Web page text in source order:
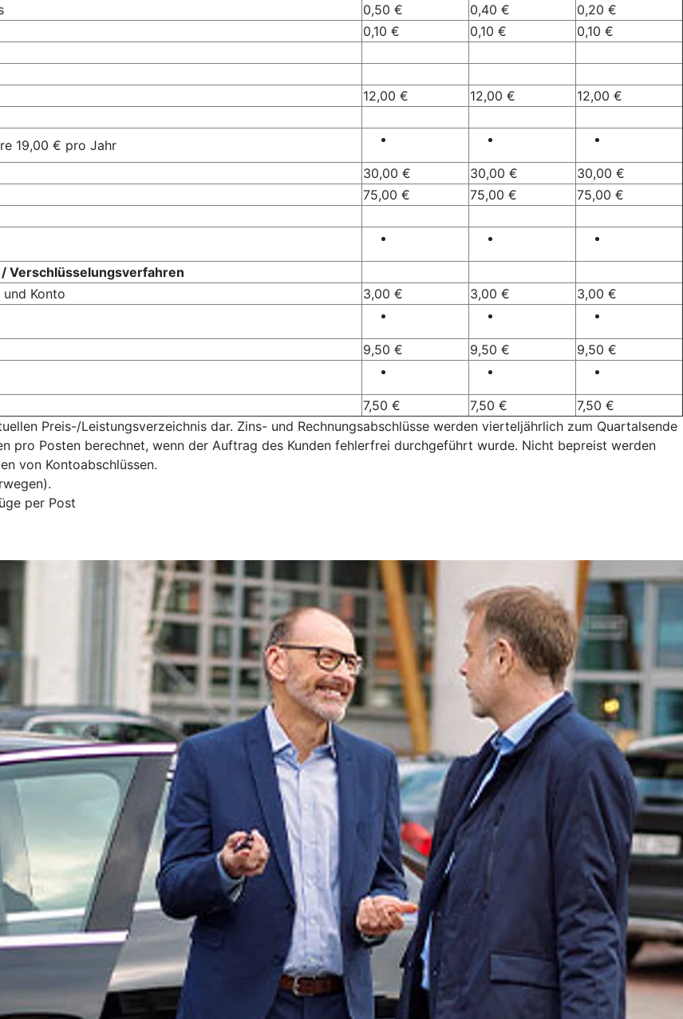
0,50 € 0,40 €
0,20 €
0,10 € 0,10 €
0,10 €
12,00 € 12,00 €
12,00 €
19,00 € pro Jahr
30,00 € 30,00 €
30,00 €
75,00 € 75,00 €
75,00 €
Verschlüsselungsverfahren
Konto
3,00 € 3,00 €
3,00 €
9,50 € 9,50 €
9,50 €
7,50 € 7,50 €
7,50 €
Preis-/Leistungsverzeichnis dar. Zins- und Rechnungsabschlüsse werden vierteljährlich zum Quartalsende
pro Posten berechnet, wenn der Auftrag des Kunden fehlerfrei durchgeführt wurde. Nicht bepreist werden
von Kontoabschlüssen.
per Post